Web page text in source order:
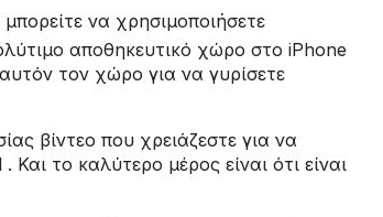
να χρησιμοποιήσετε
αποθηκευτικό χώρο στο iPhone
τον χώρο για να γυρίσετε
βίντεο που χρειάζεστε για να
το καλύτερο μέρος είναι ότι είναι